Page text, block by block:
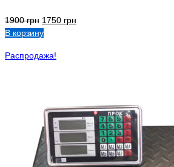
1900грн 1750 грн
В корзину
Распродажа!